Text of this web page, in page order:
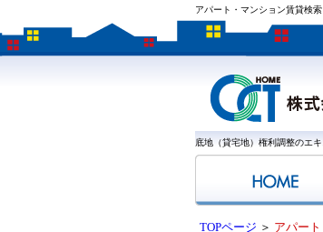
アパート・マンション賃貸検
底地（貸宅地）権利調整のエ
TOPページ ＞ アパー